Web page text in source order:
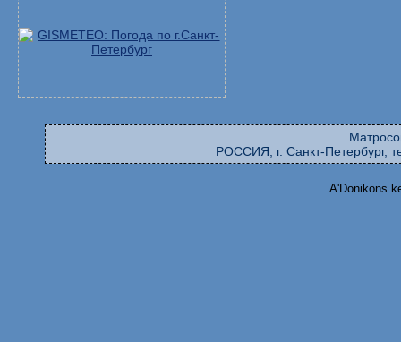
РОССИЯ, г. Санкт-Петербург,
A'Donikons